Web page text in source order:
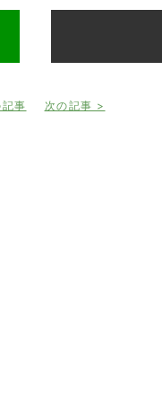
事 次の記事 >